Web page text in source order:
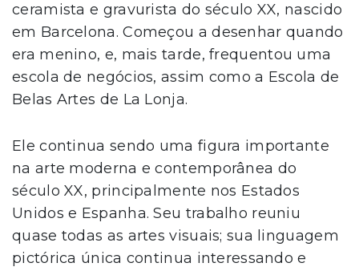
ceramista e gravurista do século XX, nascido
em Barcelona. Começou a desenhar quando
era menino, e, mais tarde, frequentou uma
escola de negócios, assim como a Escola de
Belas Artes de La Lonja.
Ele continua sendo uma figura importante
na arte moderna e contemporânea do
século XX, principalmente nos Estados
Unidos e Espanha. Seu trabalho reuniu
quase todas as artes visuais; sua linguagem
pictórica única continua interessando e